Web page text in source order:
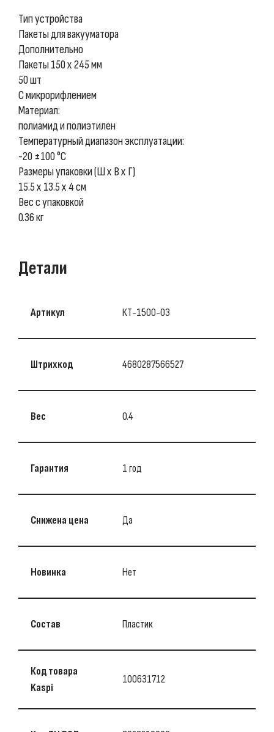
Тип устройства
Пакеты для вакууматора
Дополнительно
Пакеты 150 х 245 мм
50 шт
С микрорифлением
Материал:
полиамид и полиэтилен
Температурный диапазон эксплуатации:
-20 ±100 °C
Размеры упаковки (Ш х В х Г)
15.5 х 13.5 х 4 см
Вес с упаковкой
0.36 кг
Детали
Артикул КТ-1500-03
Штрихкод 4680287566527
Вес 0.4
Гарантия 1 год
Снижена цена Да
Новинка Нет
Состав Пластик
Код товара
Kaspi
100631712